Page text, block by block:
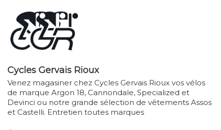
Cycles Gervais Rioux
Venez magasiner chez Cycles Gervais Rioux vos vélos
de marque Argon 18, Cannondale, Specialized et
Devinci ou notre grande sélection de vêtements Assos
et Castelli. Entretien toutes marques